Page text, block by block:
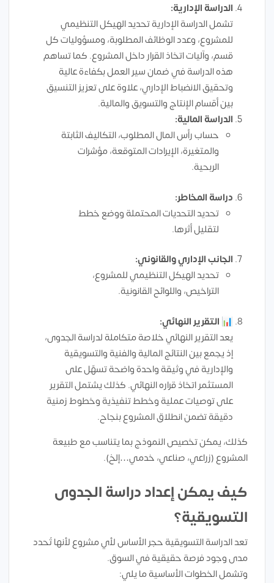
الدراسة الإدارية:
تشمل الدراسة الإدارية تحديد الهيكل التنظيمي
للمشروع، وعدد الوظائف المطلوبة، ومسؤوليات كل
قسم، وآليات اتخاذ القرار داخل المشروع. كما تساهم
هذه الدراسة في ضمان سير العمل بكفاءة عالية
وتحقيق الانضباط الإداري، علاوة على تعزيز التنسيق
بين أقسام الإنتاج والتسويق والمالية.
الدراسة المالية:
حساب رأس المال المطلوب، التكاليف الثابتة
والمتغيرة، الإيرادات المتوقعة، مؤشرات
الربحية.
دراسة المخاطر:
تحديد التحديات المحتملة ووضع خطط
لتقليل أثرها.
الجانب الإداري والقانوني:
تحديد الهيكل التنظيمي للمشروع،
التراخيص، واللوائح القانونية.
📊 التقرير النهائي:
يعد التقرير النهائي خلاصة متكاملة لدراسة الجدوى،
إذ يجمع بين النتائج المالية والفنية والتسويقية
والإدارية في وثيقة واحدة واضحة تسهّل على
المستثمر اتخاذ قراره النهائي. كذلك يشتمل التقرير
على توصيات عملية وخطط تنفيذية وخطوط زمنية
دقيقة تضمن انطلاق المشروع بنجاح.
كذلك، يمكن تخصيص النموذج بما يتناسب مع طبيعة
المشروع (زراعي، صناعي، خدمي…إلخ).
كيف يمكن إعداد دراسة الجدوى
التسويقية؟
تعد الدراسة التسويقية حجر الأساس لأي مشروع لأنها تُحدد
مدى وجود فرصة حقيقية في السوق.
وتشمل الخطوات الأساسية ما يلي: